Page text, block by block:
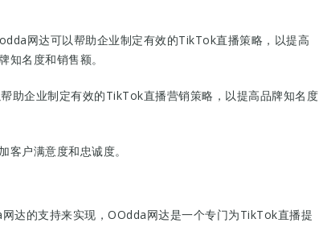
网达可以帮助企业制定有效的TikTok直播策略，以提高
名度和销售额。
助企业制定有效的TikTok直播营销策略，以提高品牌知名度
户满意度和忠诚度。
达的支持来实现，OOdda网达是一个专门为TikTok直播提